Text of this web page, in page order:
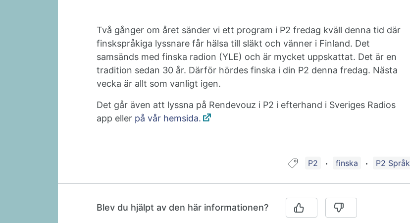
Två gånger om året sänder vi ett program i P2 fredag kväll denna tid där
finskspråkiga lyssnare får hälsa till släkt och vänner i Finland. Det
samsänds med finska radion (YLE) och är mycket uppskattat. Det är en
tradition sedan 30 år. Därför hördes finska i din P2 denna fredag. Nästa
vecka är allt som vanligt igen.
Det går även att lyssna på Rendevouz i P2 i efterhand i Sveriges Radios
app eller på vår hemsida.
Guide taggad med:
P2 finska P2 Språk
Blev du hjälpt av den här informationen?